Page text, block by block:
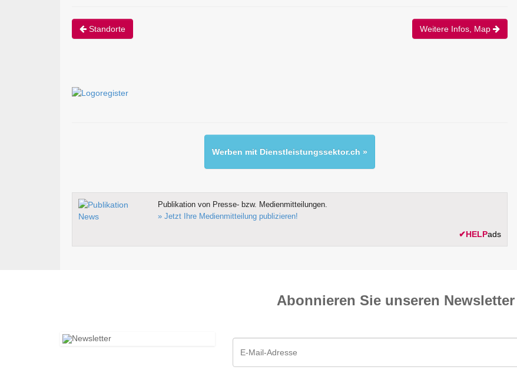
Standorte Weitere Infos, Map
Werben mit Dienstleistungssektor.ch »
Publikation von Presse- bzw. Medienmitteilungen.
» Jetzt Ihre Medienmitteilung publizieren!
✔HELPads
Abonnieren Sie unseren News­letter